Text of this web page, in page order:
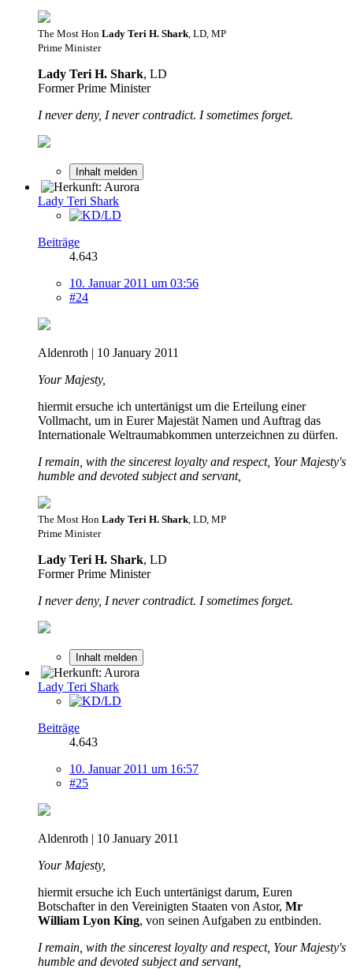
The Most Hon Lady Teri H. Shark , LD, MP
Prime Minister
Lady Teri H. Shark, LD
Former Prime Minister
I never deny, I never contradict. I sometimes forget.
Inhalt melden
Lady Teri Shark
Beiträge
4.643
10. Januar 2011 um 03:56
#24
Aldenroth | 10 January 2011
Your Majesty,
hiermit ersuche ich untertänigst um die Erteilung einer
Vollmacht, um in Eurer Majestät Namen und Auftrag das
Internationale Weltraumabkommen unterzeichnen zu dürfen.
I remain, with the sincerest loyalty and respect, Your Majesty's
humble and devoted subject and servant,
The Most Hon Lady Teri H. Shark , LD, MP
Prime Minister
Lady Teri H. Shark, LD
Former Prime Minister
I never deny, I never contradict. I sometimes forget.
Inhalt melden
Lady Teri Shark
Beiträge
4.643
10. Januar 2011 um 16:57
#25
Aldenroth | 10 January 2011
Your Majesty,
hiermit ersuche ich Euch untertänigst darum, Euren
Botschafter in den Vereinigten Staaten von Astor, Mr
William Lyon King, von seinen Aufgaben zu entbinden.
I remain, with the sincerest loyalty and respect, Your Majesty's
humble and devoted subject and servant,